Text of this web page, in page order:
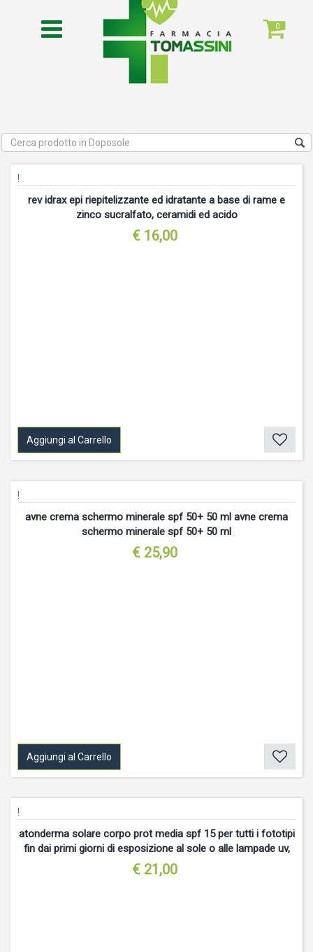
0
!
rev idrax epi riepitelizzante ed idratante a base di rame e
zinco sucralfato, ceramidi ed acido
€ 16,00
Aggiungi al Carrello
!
avne crema schermo minerale spf 50+ 50 ml avne crema
schermo minerale spf 50+ 50 ml
€ 25,90
Aggiungi al Carrello
!
atonderma solare corpo prot media spf 15 per tutti i fototipi
fin dai primi giorni di esposizione al sole o alle lampade uv,
quando il rischio di eritemi o
€ 21,00